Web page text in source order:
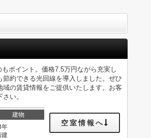
ポイント。価格7.5万円ながら充実し
約できる光回線を導入しました。ぜひ
の賃貸情報をご提供いたします。お客
い。
建物
年
建
空室情報へ